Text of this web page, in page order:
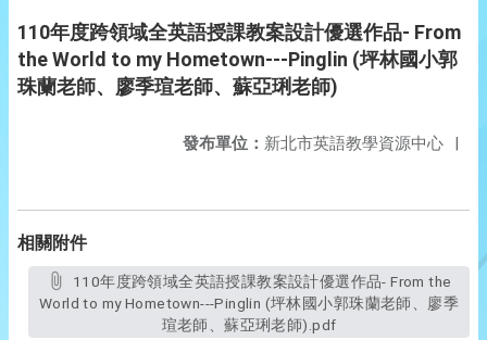
110年度跨領域全英語授課教案設計優選作品- From
the World to my Hometown---Pinglin (坪林國小郭
珠蘭老師、廖季瑄老師、蘇亞琍老師)
發布單位： 新北市英語教學資源中心 |
相關附件
World to my Hometown---Pinglin (坪林國小郭珠蘭老師、廖季
瑄老師、蘇亞琍老師).pdf